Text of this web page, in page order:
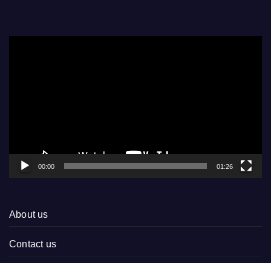
00:00 01:26
About us
Contact us